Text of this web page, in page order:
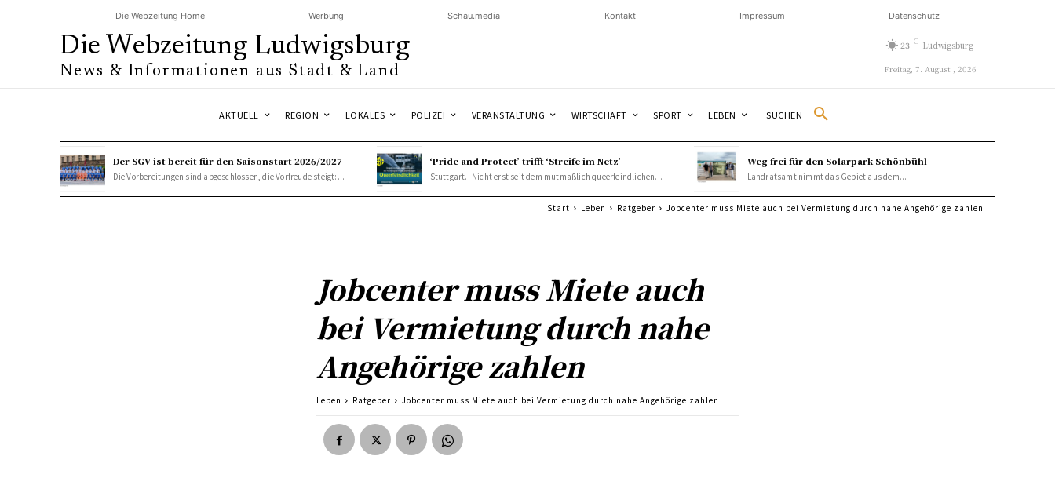
Die Webzeitung Home Werbung Schau.media Kontakt Impressum Datenschutz
Die Webzeitung Ludwigsburg
News & Informationen aus Stadt & Land
23 C Ludwigsburg
Freitag, 7. August , 2026
AKTUELL REGION LOKALES POLIZEI VERANSTALTUNG WIRTSCHAFT SPORT LEBEN SUCHEN
Der SGV ist bereit für den Saisonstart 2026/2027
Die Vorbereitungen sind abgeschlossen, die Vorfreude steigt:...
‘Pride and Protect’ trifft ‘Streife im Netz’
Stuttgart.| Nicht erst seit dem mutmaßlich queerfeindlichen...
Weg frei für den Solarpark Schönbühl
Landratsamt nimmt das Gebiet aus dem...
Start Leben Ratgeber Jobcenter muss Miete auch bei Vermietung durch nahe Angehörige zahlen
Jobcenter muss Miete auch
bei Vermietung durch nahe
Angehörige zahlen
Leben Ratgeber Jobcenter muss Miete auch bei Vermietung durch nahe Angehörige zahlen